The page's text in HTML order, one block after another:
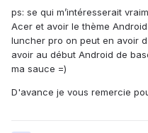
ps: se qui m’intéresserait
Acer et avoir le thème
luncher pro on peut en avoir
avoir au début Android de
ma sauce =)
D'avance je vous remercie